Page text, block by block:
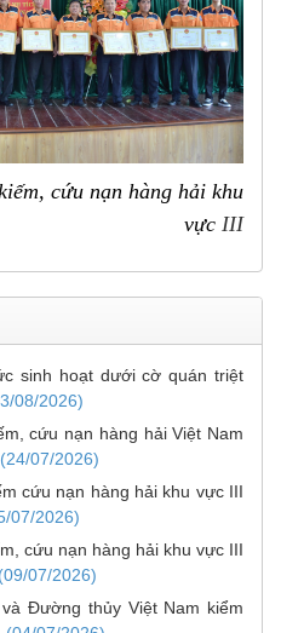
cứu nạn hàng hải khu
vực III
sinh hoạt dưới cờ quán triệt
08/2026)
cứu nạn hàng hải Việt Nam
(24/07/2026)
cứu nạn hàng hải khu vực III
07/2026)
cứu nạn hàng hải khu vực III
(09/07/2026)
Đường thủy Việt Nam kiểm